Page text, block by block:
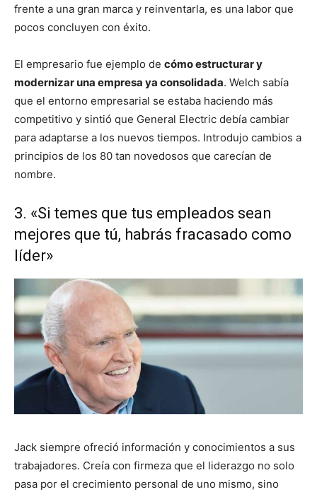
frente a una gran marca y reinventarla, es una labor que
pocos concluyen con éxito.
El empresario fue ejemplo de cómo estructurar y
modernizar una empresa ya consolidada. Welch sabía
que el entorno empresarial se estaba haciendo más
competitivo y sintió que General Electric debía cambiar
para adaptarse a los nuevos tiempos. Introdujo cambios a
principios de los 80 tan novedosos que carecían de
nombre.
3. «Si temes que tus empleados sean
mejores que tú, habrás fracasado como
líder»
Jack siempre ofreció información y conocimientos a sus
trabajadores. Creía con firmeza que el liderazgo no solo
pasa por el crecimiento personal de uno mismo, sino